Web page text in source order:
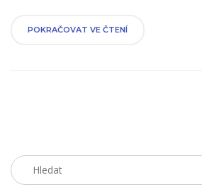
můj článek a učiňte informované
POKRAČOVAT VE ČTENÍ